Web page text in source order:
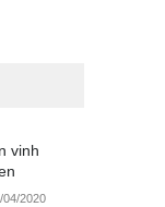
vinh
04/2020